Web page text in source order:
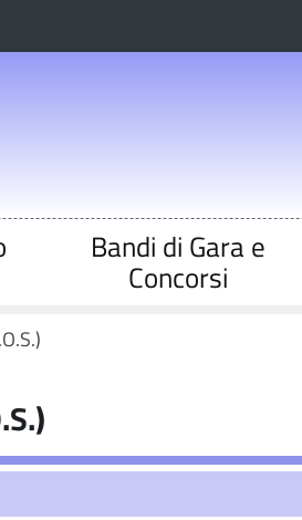
Bandi di Gara e
Concorsi